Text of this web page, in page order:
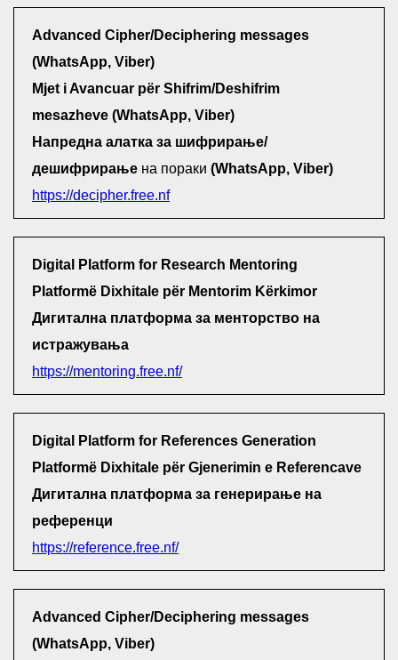
Advanced Cipher/Deciphering messages
(WhatsApp, Viber)
Mjet i Avancuar për Shifrim/Deshifrim
mesazheve (WhatsApp, Viber)
Напредна алатка за шифрирање/
дешифрирање на пораки (WhatsApp, Viber)
https://decipher.free.nf
Digital Platform for Research Mentoring
Platformë Dixhitale për Mentorim Kërkimor
Дигитална платформа за менторство на
истражувања
https://mentoring.free.nf/
Digital Platform for References Generation
Platformë Dixhitale për Gjenerimin e Referencave
Дигитална платформа за генерирање на
референци
https://reference.free.nf/
Advanced Cipher/Deciphering messages
(WhatsApp, Viber)